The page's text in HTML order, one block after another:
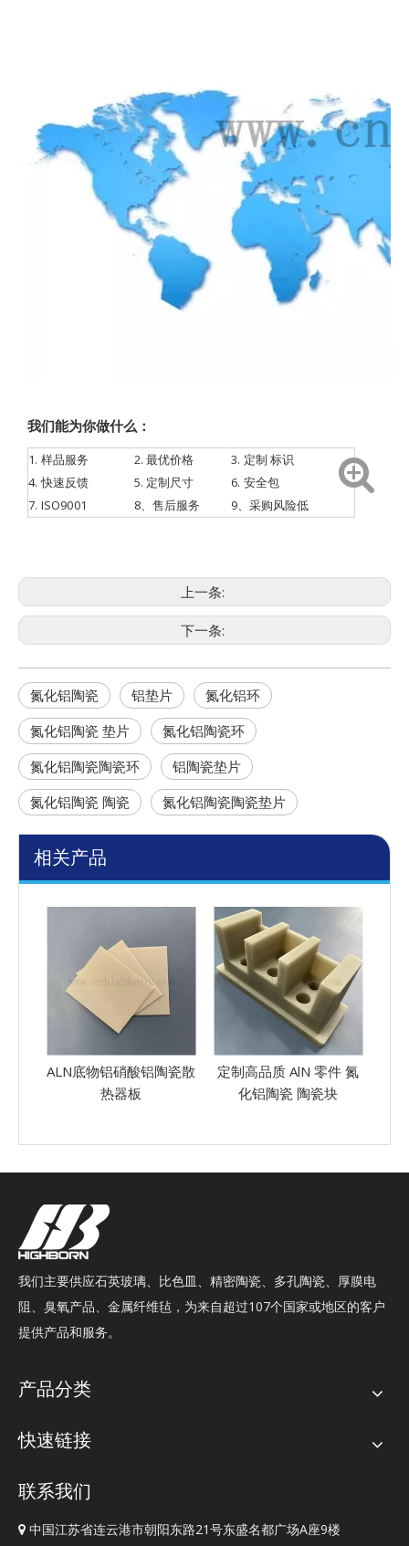
我们能为你做什么：
1. 样品服务 2. 最优价格 3. 定制 标识
4.快速反馈 5. 定制尺寸
6. 安全包
7. ISO9001 8、售后服务 9、采购风险低
上一条:
下一条:
氮化铝陶瓷 铝垫片
氮化铝环
氮化铝陶瓷 垫片
氮化铝陶瓷环
氮化铝陶瓷陶瓷环
铝陶瓷垫片
氮化铝陶瓷 陶瓷
氮化铝陶瓷陶瓷垫片
相关产品
定制高品质 AlN 零件 氮
化铝陶瓷 陶瓷块
良好的电气绝缘氮化铝
陶瓷 Aln陶瓷环
我们主要供应石英玻璃、比色皿、精密陶瓷、多孔陶瓷、厚膜电
阻、臭氧产品、金属纤维毡，为来自超过107个国家或地区的客户
提供产品和服务。
产品分类
快速链接
联系我们
 中国江苏省连云港市朝阳东路21号东盛名都广场A座9楼